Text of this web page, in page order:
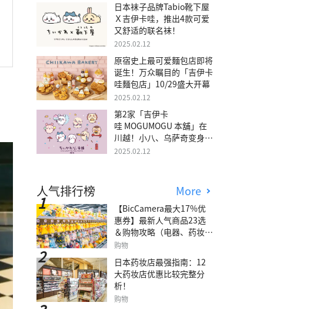
日本袜子品牌Tabio靴下屋
Ｘ吉伊卡哇，推出4款可爱
又舒适的联名袜！
2025.02.12
原宿史上最可爱麵包店即将
诞生！万众瞩目的「吉伊卡
哇麵包店」10/29盛大开幕
2025.02.12
第2家「吉伊卡
哇 MOGUMOGU 本舖」在
川越！小八、乌萨奇变身可
爱地瓜！
2025.02.12
人气排行榜 More
【BicCamera最大17%优
惠券】最新人气商品23选
＆购物攻略（电器、药妆、
玩具等）
购物
日本药妆店最强指南：12
大药妆店优惠比较完整分
析！
购物